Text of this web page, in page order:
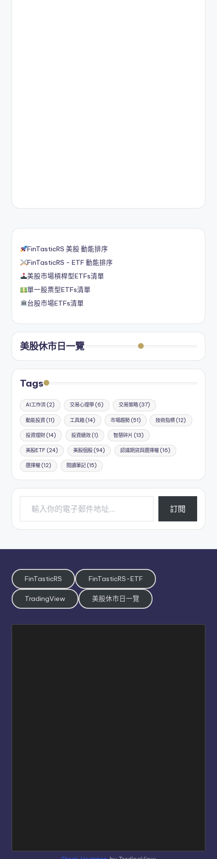
FinTasticRS 美股 動能排序
FinTasticRS - ETF 動能排序
美股市場槓桿型ETFs清單
單一股票型ETFs清單
台股市場ETFs清單
美股休市日一覽
Tags
AI工作流 (2) 交易心理學(6) 交易策略(37)
動能投資 (11) 工具箱(14) 市場趨勢(51) 技術指標 (12)
投資理財 (14) 投資績效(1) 智慧碎片 (13)
美股ETF (24) 美股個股(94) 認識期貨與選擇權(16)
選擇權 (12) 閱讀筆記(15)
輸入你的電子郵件地址…
訂閱
FinTasticRS FinTasticRS-ETF
TradingView 美股休市日一覽